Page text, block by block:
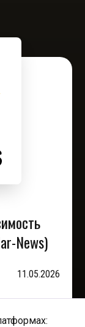
News)
11.05.2026